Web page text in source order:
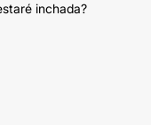
inchada?